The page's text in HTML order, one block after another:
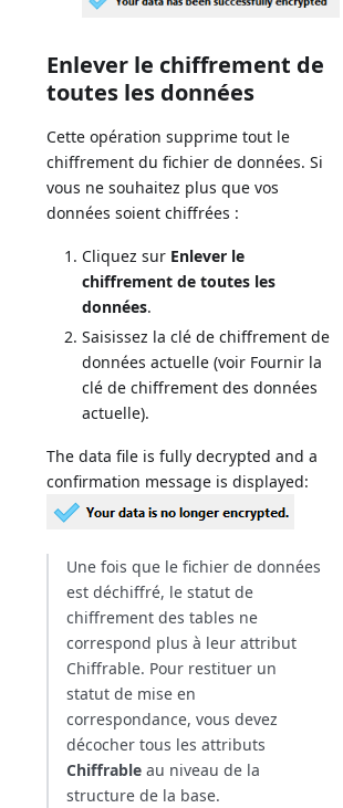
Enlever le chiffrement de
toutes les données
Cette opération supprime tout le
chiffrement du fichier de données. Si
vous ne souhaitez plus que vos
données soient chiffrées :
Cliquez sur Enlever le
chiffrement de toutes les
données.
Saisissez la clé de chiffrement de
données actuelle (voir Fournir la
clé de chiffrement des données
actuelle).
The data file is fully decrypted and a
confirmation message is displayed:
Une fois que le fichier de données
est déchiffré, le statut de
chiffrement des tables ne
correspond plus à leur attribut
Chiffrable. Pour restituer un
statut de mise en
correspondance, vous devez
décocher tous les attributs
Chiffrable au niveau de la
structure de la base.